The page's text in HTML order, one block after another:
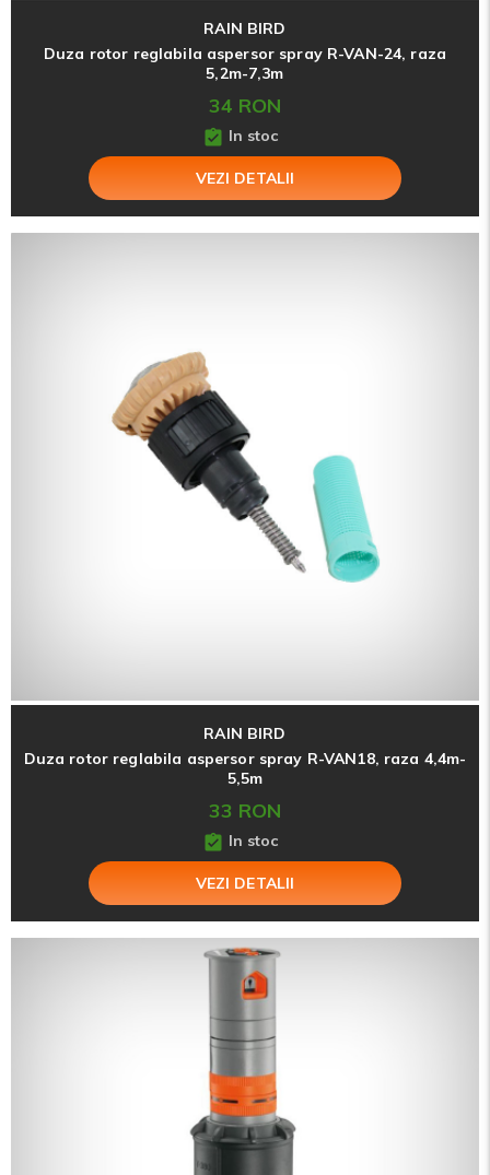
RAIN BIRD
Duza rotor reglabila aspersor spray R-VAN-24, raza
5,2m-7,3m
34 RON
In stoc
VEZI DETALII
RAIN BIRD
Duza rotor reglabila aspersor spray R-VAN18, raza 4,4m-
5,5m
33 RON
In stoc
VEZI DETALII